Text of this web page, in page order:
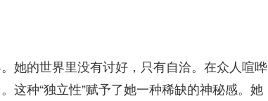
她的世界里没有讨好，只有自洽。在众人喧哗
这种“独立性”赋予了她一种稀缺的神秘感。她